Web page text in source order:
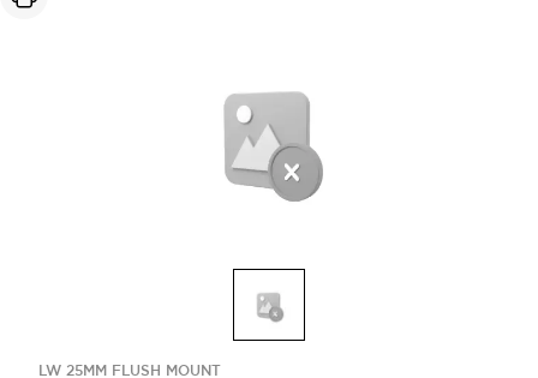
LW 25MM FLUSH MOUNT